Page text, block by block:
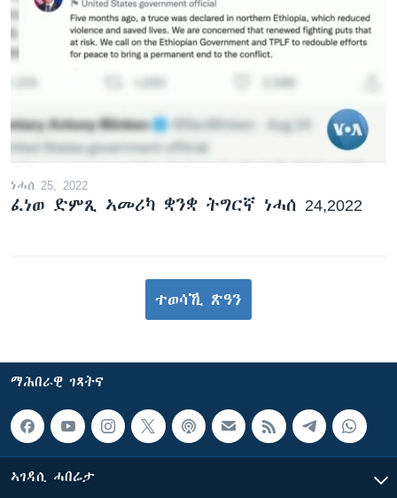
ነሓሰ 25, 2022
ፈነወ ድምጺ ኣመሪካ ቋንቋ ትግርኛ ነሓሰ 24,2022
ተወሳኺ ጽዓን
ማሕበራዊ ገጻትና
ኣገዳሲ ሓበሬታ